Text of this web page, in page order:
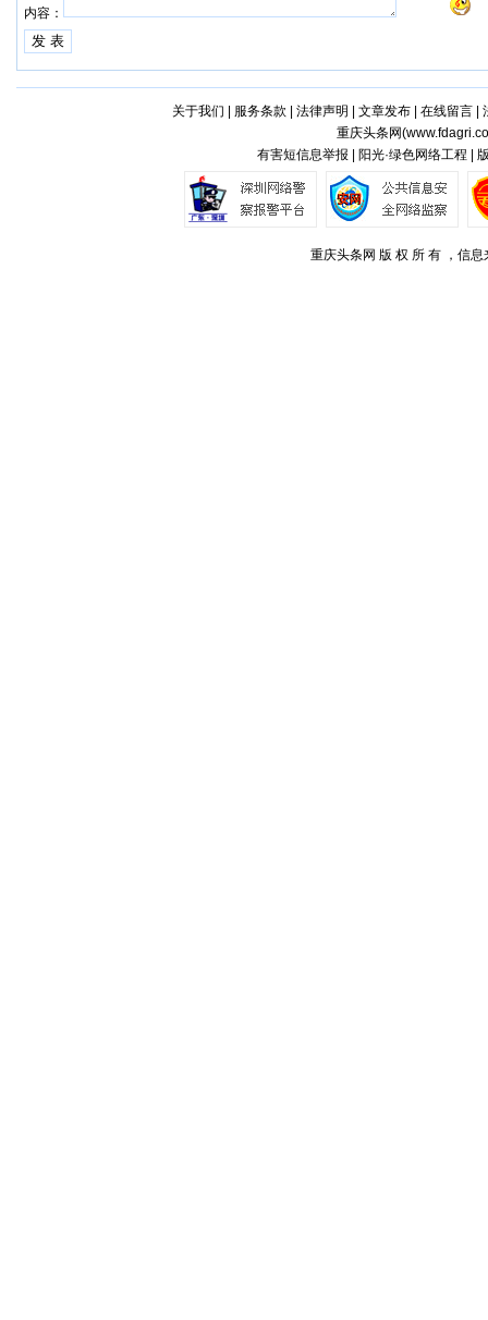
内容：
关于我们 服务条款 法律声明 文章发布| 在线留言|
重庆头条网(
有害短信息举报 | 阳光·绿色网络工程 |
重庆头条网 版 权 所 有 ，信